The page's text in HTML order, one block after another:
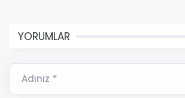
YORUMLAR
Adınız *